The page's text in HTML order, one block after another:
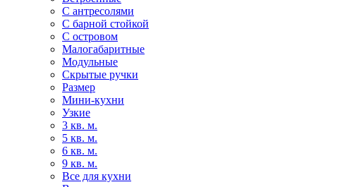
С антресолями
С барной стойкой
С островом
Малогабаритные
Модульные
Скрытые ручки
Размер
Мини-кухни
Узкие
3 кв. м.
5 кв. м.
6 кв. м.
9 кв. м.
Все для кухни